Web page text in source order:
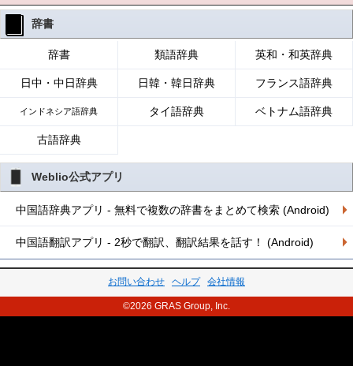
辞書
辞書 類語辞典 英和・和英辞典
日中・中日辞典 日韓・韓日辞典 フランス語辞典
インドネシア語辞典 タイ語辞典 ベトナム語辞典
古語辞典
Weblio公式アプリ
中国語辞典アプリ - 無料で複数の辞書をまとめて検索 (Android)
中国語翻訳アプリ - 2秒で翻訳、翻訳結果を話す！ (Android)
お問い合わせ ヘルプ 会社情報
©2026 GRAS Group, Inc.